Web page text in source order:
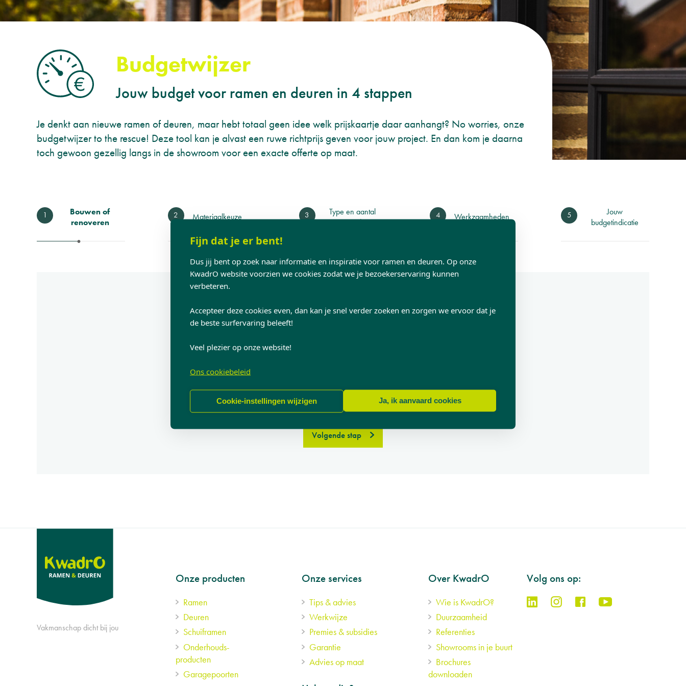
Fijn dat je er bent!
Dus jij bent op zoek naar informatie en inspiratie voor ramen en deuren. Op onze
KwadrO website voorzien we cookies zodat we je bezoekerservaring kunnen
verbeteren.
Accepteer deze cookies even, dan kan je snel verder zoeken en zorgen we ervoor dat je
de beste surfervaring beleeft!
Veel plezier op onze website!
Ons cookiebeleid
Cookie-instellingen wijzigen Ja, ik aanvaard cookies
Budgetwijzer
Jouw budget voor ramen en deuren in 4 stappen
Je denkt aan nieuwe ramen of deuren, maar hebt totaal geen idee welk prijskaartje daar aanhangt? No worries, onze
budgetwijzer to the rescue! Deze tool kan je alvast een ruwe richtprijs geven voor jouw project. En dan kom je daarna
toch gewoon gezellig langs in de showroom voor een exacte offerte op maat.
Huidige
Bouwen of
renoveren
Materiaalkeuze
Type en aantal
ramen en deuren
Werkzaamheden
Jouw
budgetindicatie
Bouwen
Volgende stap
Vakmanschap dicht bij jou
Footer
menu
Onze producten
Ramen
Deuren
Schuiframen
Onderhouds-
producten
Garagepoorten
Onze services
Tips & advies
Werkwijze
Premies & subsidies
Garantie
Advies op maat
Over KwadrO
Wie is KwadrO?
Duurzaamheid
Referenties
Showrooms in je buurt
Brochures
downloaden
Volg ons op: